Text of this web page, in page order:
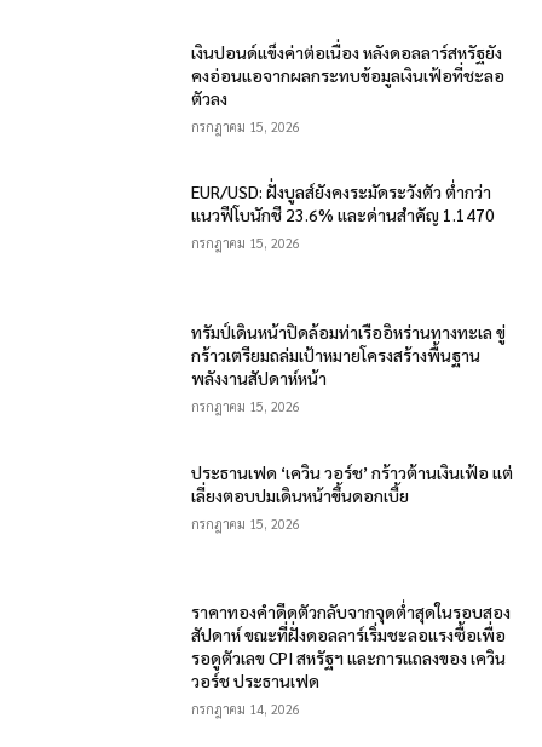
เงินปอนด์แข็งค่าต่อเนื่อง หลังดอลลาร์สหรัฐยัง
คงอ่อนแอจากผลกระทบข้อมูลเงินเฟ้อที่ชะลอ
ตัวลง
กรกฎาคม 15, 2026
EUR/USD: ฝั่งบูลส์ยังคงระมัดระวังตัว ต่ำกว่า
แนวฟีโบนักชี 23.6% และด่านสำคัญ 1.1470
กรกฎาคม 15, 2026
ทรัมป์เดินหน้าปิดล้อมท่าเรืออิหร่านทางทะเล ขู่
กร้าวเตรียมถล่มเป้าหมายโครงสร้างพื้นฐาน
พลังงานสัปดาห์หน้า
กรกฎาคม 15, 2026
ประธานเฟด ‘เควิน วอร์ช’ กร้าวต้านเงินเฟ้อ แต่
เลี่ยงตอบปมเดินหน้าขึ้นดอกเบี้ย
กรกฎาคม 15, 2026
ราคาทองคำดีดตัวกลับจากจุดต่ำสุดในรอบสอง
สัปดาห์ ขณะที่ฝั่งดอลลาร์เริ่มชะลอแรงซื้อเพื่อ
รอดูตัวเลข CPI สหรัฐฯ และการแถลงของ เควิน
วอร์ช ประธานเฟด
กรกฎาคม 14, 2026